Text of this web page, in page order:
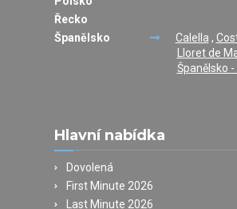
Řecko
Španělsko
Calella ,
Lloret de
Španělsko
Hlavní nabídka
Dovolená
First Minute 2026
Last Minute 2026